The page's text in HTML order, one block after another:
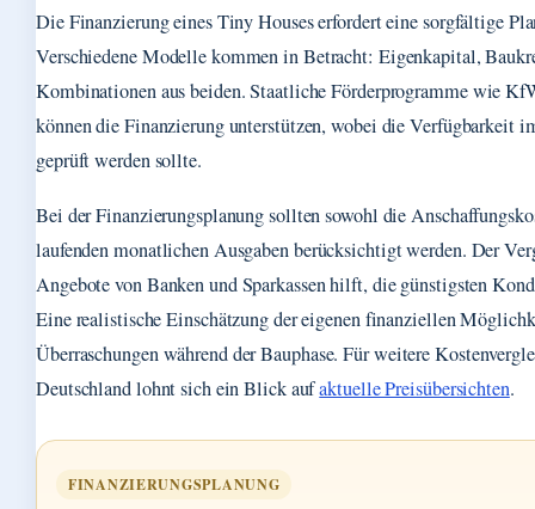
Die Finanzierung eines Tiny Houses erfordert eine sorgfältige
Verschiedene Modelle kommen in Betracht: Eigenkapital,
Kombinationen aus beiden. Staatliche Förderprogramme wie
können die Finanzierung unterstützen, wobei die Verfügbarkeit
geprüft werden sollte.
Bei der Finanzierungsplanung sollten sowohl die
laufenden monatlichen Ausgaben berücksichtigt werden. Der
Angebote von Banken und Sparkassen hilft, die günstigsten
Eine realistische Einschätzung der eigenen finanziellen
Überraschungen während der Bauphase. Für weitere
Deutschland lohnt sich ein Blick aufaktuelle Preisübersichten.
FINANZIERUNGSPLANUNG